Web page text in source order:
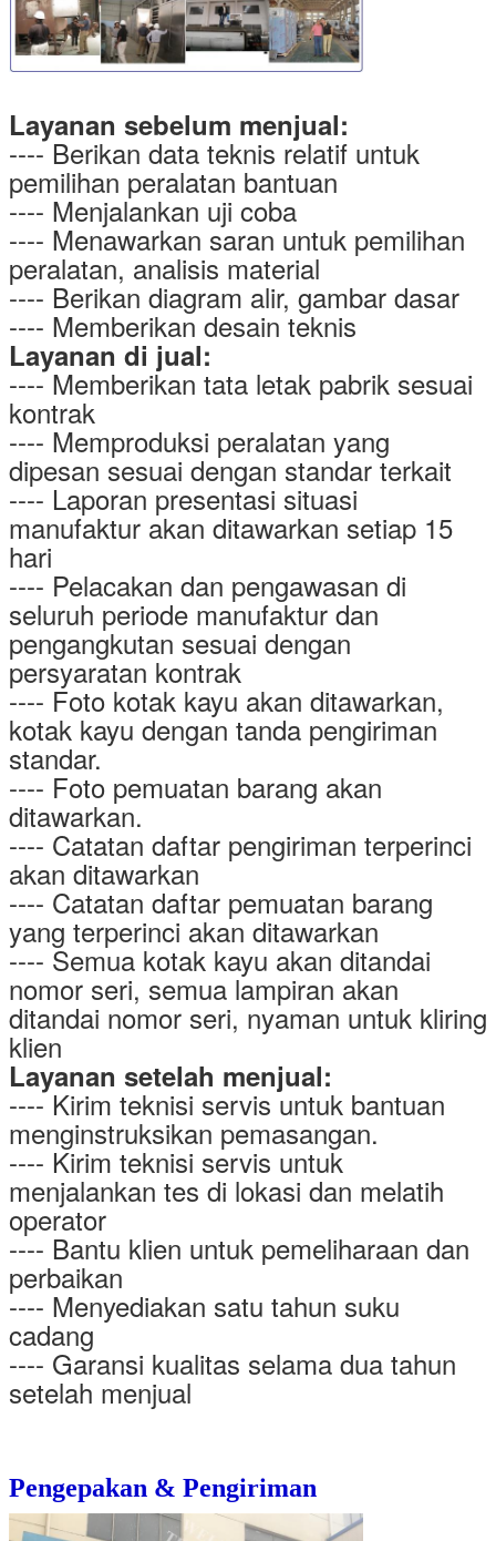
Layanan sebelum menjual:
---- Berikan data teknis relatif untuk
pemilihan peralatan bantuan
---- Menjalankan uji coba
---- Menawarkan saran untuk pemilihan
peralatan, analisis material
---- Berikan diagram alir, gambar dasar
---- Memberikan desain teknis
Layanan di jual:
---- Memberikan tata letak pabrik sesuai
kontrak
---- Memproduksi peralatan yang
dipesan sesuai dengan standar terkait
---- Laporan presentasi situasi
manufaktur akan ditawarkan setiap 15
hari
---- Pelacakan dan pengawasan di
seluruh periode manufaktur dan
pengangkutan sesuai dengan
persyaratan kontrak
---- Foto kotak kayu akan ditawarkan,
kotak kayu dengan tanda pengiriman
standar.
---- Foto pemuatan barang akan
ditawarkan.
---- Catatan daftar pengiriman terperinci
akan ditawarkan
---- Catatan daftar pemuatan barang
yang terperinci akan ditawarkan
---- Semua kotak kayu akan ditandai
nomor seri, semua lampiran akan
ditandai nomor seri, nyaman untuk kliring
klien
Layanan setelah menjual:
---- Kirim teknisi servis untuk bantuan
menginstruksikan pemasangan.
---- Kirim teknisi servis untuk
menjalankan tes di lokasi dan melatih
operator
---- Bantu klien untuk pemeliharaan dan
perbaikan
---- Menyediakan satu tahun suku
cadang
---- Garansi kualitas selama dua tahun
setelah menjual
Pengepakan & Pengiriman